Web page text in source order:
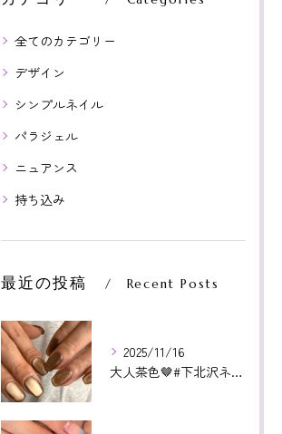
全てのカテゴリー
デザイン
シンプルネイル
パラジェル
ニュアンス
持ち込み
最近の投稿 Recent Posts
2025/11/16
大人茶色🤎#下北沢ネイル#paragel#パラジェル#下北沢...